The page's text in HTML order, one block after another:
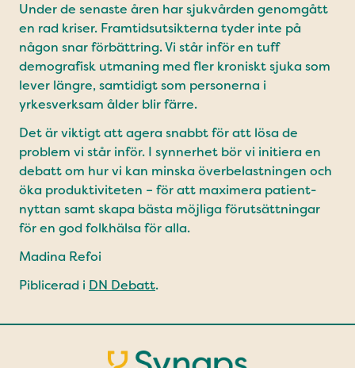
Under de senaste åren har sjuk­vården genomgått
en rad kriser. Framtidsutsikterna tyder inte på
någon snar förbättring. Vi står inför en tuff
demografisk utmaning med fler kroniskt sjuka som
lever längre, samtidigt som personerna i
yrkesverksam ålder blir färre.
Det är viktigt att agera snabbt för att lösa de
problem vi står inför. I synnerhet bör vi initiera en
debatt om hur vi kan minska överbelastningen och
öka produktiviteten – för att maximera patient­
nyttan samt skapa bästa möjliga förutsättningar
för en god folkhälsa för alla.
Madina Refoi
Piblicerad i DN Debatt.